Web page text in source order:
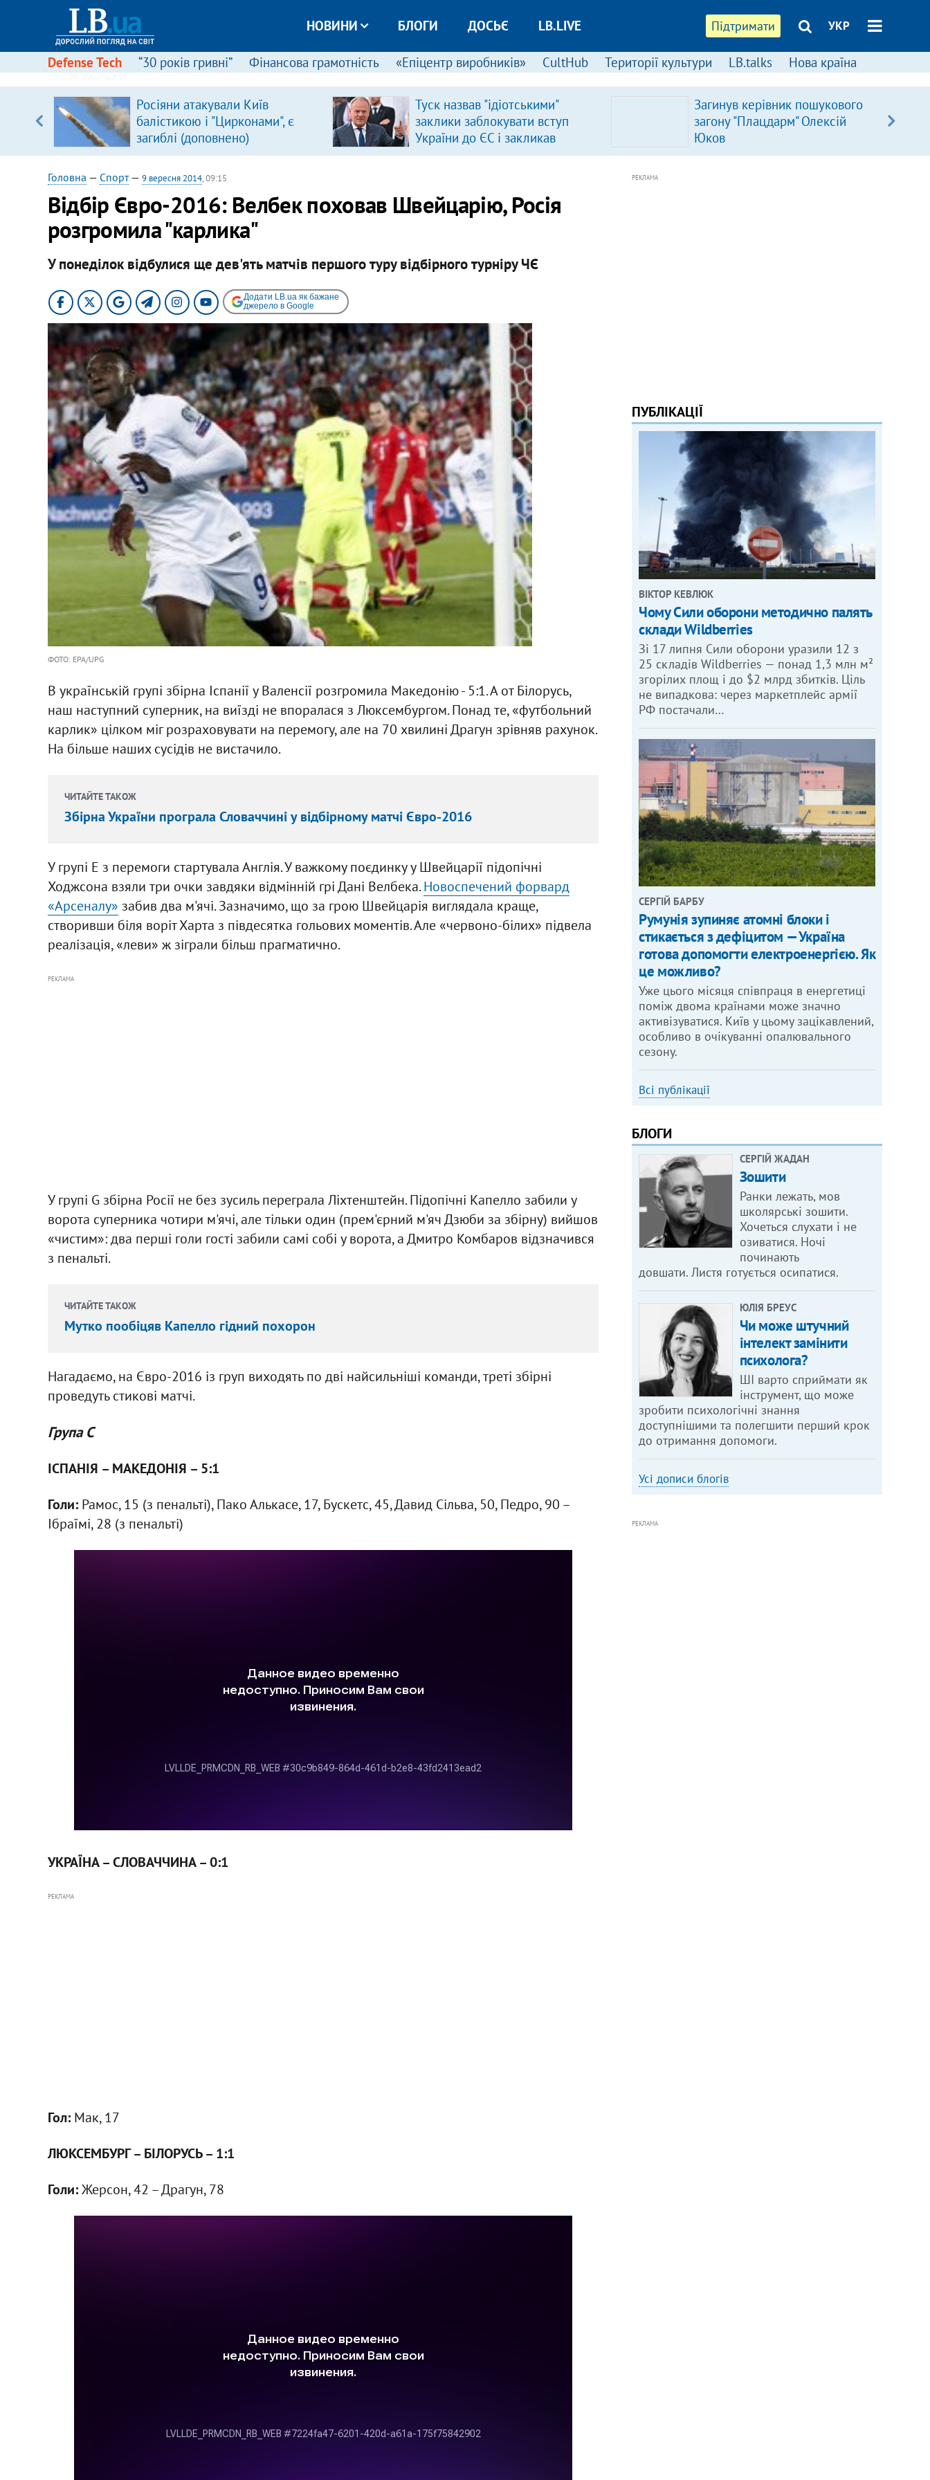
Підтримати УКР
НОВИНИ БЛОГИ ДОСЬЄ LB.LIVE
Defense Tech “30 років гривні” Фінансова грамотність «Епіцентр виробників» CultHub Території культури LB.talks Нова країна
Росіяни атакували Київ
балістикою і "Цирконами", є
загиблі (доповнено)
Туск назвав "ідіотськими"
заклики заблокувати вступ
України до ЄС і закликав
припинити антиукраїнську
Загинув керівник пошукового
загону "Плацдарм" Олексій
Юков
Головна — Спорт— 9 вересня 2014, 09:15
Відбір Євро-2016: Велбек поховав Швейцарію, Росія
розгромила "карлика"
У понеділок відбулися ще дев'ять матчів першого туру відбірного турніру ЧЄ
Додати LB.ua як бажане
джерело в Google
ФОТО: EPA/UPG
В українській групі збірна Іспанії у Валенсії розгромила Македонію - 5:1. А от Білорусь,
наш наступний суперник, на виїзді не впоралася з Люксембургом. Понад те, «футбольний
карлик» цілком міг розраховувати на перемогу, але на 70 хвилині Драгун зрівняв рахунок.
На більше наших сусідів не вистачило.
ЧИТАЙТЕ ТАКОЖ
Збірна України програла Словаччині у відбірному матчі Євро-2016
У групі Е з перемоги стартувала Англія. У важкому поєдинку у Швейцарії підопічні
Ходжсона взяли три очки завдяки відмінній грі Дані Велбека.Новоспечений форвард
«Арсеналу» забив два м'ячі. Зазначимо, що за грою Швейцарія виглядала краще,
створивши біля воріт Харта з півдесятка гольових моментів. Але «червоно-білих» підвела
реалізація, «леви» ж зіграли більш прагматично.
РЕКЛАМА
У групі G збірна Росії не без зусиль переграла Ліхтенштейн. Підопічні Капелло забили у
ворота суперника чотири м'ячі, але тільки один (прем'єрний м'яч Дзюби за збірну) вийшов
«чистим»: два перші голи гості забили самі собі у ворота, а Дмитро Комбаров відзначився
з пенальті.
ЧИТАЙТЕ ТАКОЖ
Мутко пообіцяв Капелло гідний похорон
Нагадаємо, на Євро-2016 із груп виходять по дві найсильніші команди, треті збірні
проведуть стикові матчі.
Група С
ІСПАНІЯ – МАКЕДОНІЯ – 5:1
Голи:Рамос, 15 (з пенальті), Пако Алькасе, 17, Бускетс, 45, Давид Сільва, 50, Педро, 90 –
Ібраїмі, 28 (з пенальті)
УКРАЇНА – СЛОВАЧЧИНА – 0:1
РЕКЛАМА
Гол:Мак, 17
ЛЮКСЕМБУРГ – БІЛОРУСЬ – 1:1
Голи:Жерсон, 42 – Драгун, 78
РЕКЛАМА
ПУБЛІКАЦІЇ
ВІКТОР КЕВЛЮК
Чому Сили оборони методично палять
склади Wildberries
Зі 17 липня Сили оборони уразили 12 з
25 складів Wildberries — понад 1,3 млн м²
згорілих площ і до $2 млрд збитків. Ціль
не випадкова: через маркетплейс армії
РФ постачали…
СЕРГІЙ БАРБУ
Румунія зупиняє атомні блоки і
стикається з дефіцитом — Україна
готова допомогти електроенергією. Як
це можливо?
Уже цього місяця співпраця в енергетиці
поміж двома країнами може значно
активізуватися. Київ у цьому зацікавлений,
особливо в очікуванні опалювального
сезону.
Всі публікації
БЛОГИ
СЕРГІЙ ЖАДАН
Зошити
Ранки лежать, мов
школярські зошити.
Хочеться слухати і не
озиватися. Ночі
починають
довшати. Листя готується осипатися.
ЮЛІЯ БРЕУС
Чи може штучний
інтелект замінити
психолога?
ШІ варто сприймати як
інструмент, що може
зробити психологічні знання
доступнішими та полегшити перший крок
до отримання допомоги.
Усі дописи блогів
РЕКЛАМА